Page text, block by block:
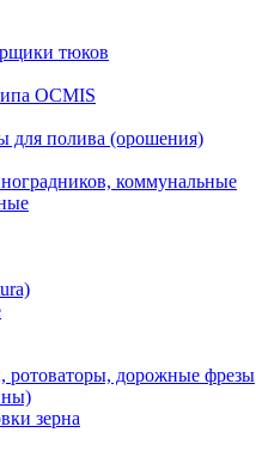
тюков
OCMIS
для полива (орошения)
коммунальные
ротоваторы, дорожные фрезы
зерна